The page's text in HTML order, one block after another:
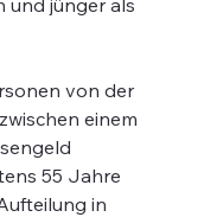
und jünger als
von der
einem
55 Jahre
in